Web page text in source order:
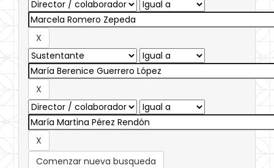
Comenzar nueva busqueda